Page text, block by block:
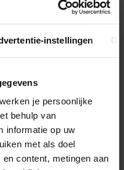
instellingen
je persoonlijke
behulp van
informatie op uw
met als doel
content, metingen aan
ene ijsje is
wilt binnenkrijgen?